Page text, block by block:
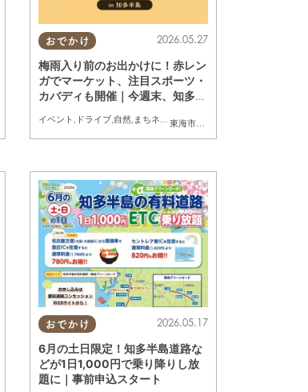
レポ 親子,カップル,おひとりさま,友人
おでかけ
東海市
, 大府市
2026.05.27
梅雨入り前のお出かけに！赤レン
ガでマーケット、注目スポーツ・
カバディも開催｜今週末、知多半
(土)・31(日)】
イベント , ドライブ,自然, まちネタ ,季節ネタ
おでかけ 2026.05.17
6月の土日限定！知多半島道路な
どが1日1,000円で乗り降りし放
題に｜事前申込スタート